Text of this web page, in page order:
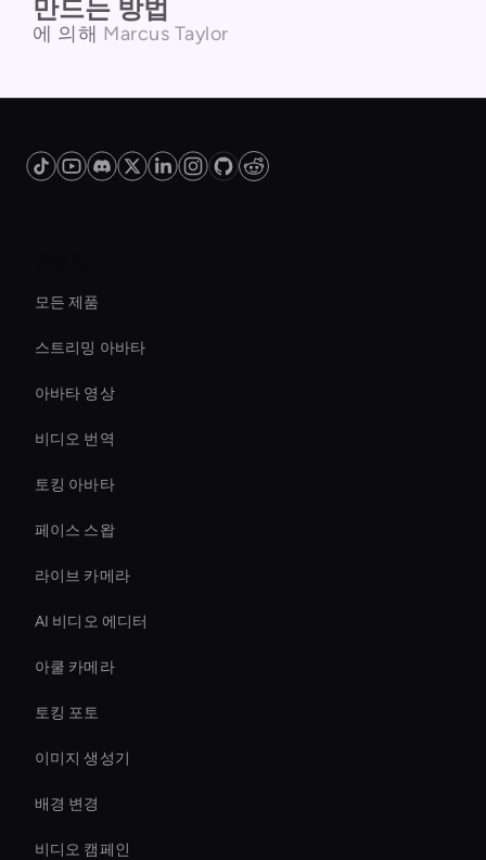
만드는 방법
에 의해 Marcus Taylor
모든 제품
스트리밍 아바타
아바타 영상
비디오 번역
토킹 아바타
페이스 스왑
라이브 카메라
AI 비디오 에디터
아쿨 카메라
토킹 포토
이미지 생성기
배경 변경
비디오 캠페인